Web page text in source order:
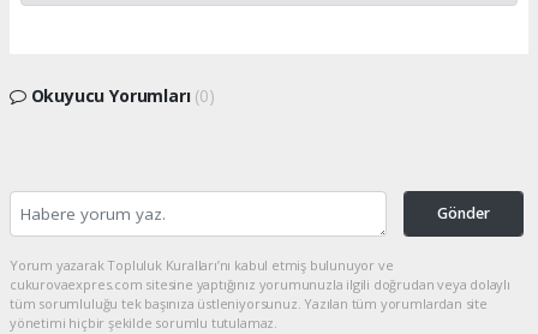
Okuyucu Yorumları (0)
Gönder
Yorum yazarak Topluluk Kuralları’nı kabul etmiş bulunuyor ve
cukurovaexpres.com sitesine yaptığınız yorumunuzla ilgili doğrudan veya dolaylı
tüm sorumluluğu tek başınıza üstleniyorsunuz. Yazılan tüm yorumlardan site
yönetimi hiçbir şekilde sorumlu tutulamaz.